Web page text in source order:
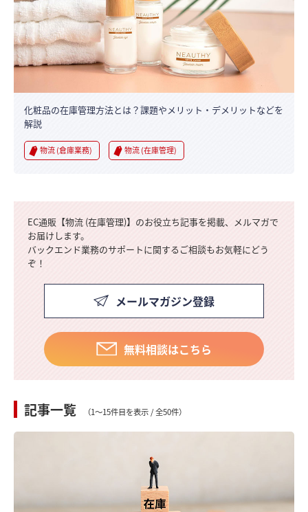
化粧品の在庫管理方法とは？課題やメリット・デメリットなどを
解説
物流 (倉庫業務) 物流 (在庫管理)
EC通販【物流 (在庫管理)】のお役立ち記事を掲載、メルマガで
お届けします。
バックエンド業務のサポートに関するご相談もお気軽にどう
ぞ！
メールマガジン登録
無料相談はこちら
記事一覧 （1～15件目を表示 / 全50件）